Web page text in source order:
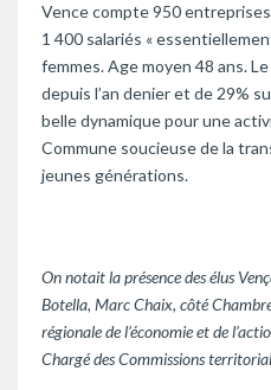
Vence compte 950
1 400 salariés «
femmes. Age moyen 48 ans.
depuis l’an denier et de 29%
belle dynamique pour une
Commune soucieuse de la
jeunes générations.
On notait la présence des élus
Botella, Marc Chaix, côté
régionale de l’économie et de
Chargé des Commissions